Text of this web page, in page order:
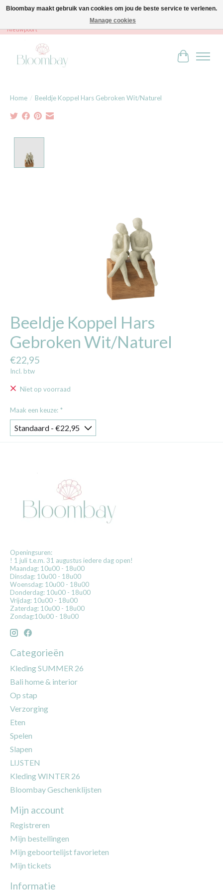
Bloombay - Babies & Kids - Bali home & interior - Robert Orlentpromenade 9A -
Nieuwpoort
Home / Beeldje Koppel Hars Gebroken Wit/Naturel
Beeldje Koppel Hars
Gebroken Wit/Naturel
€22,95
Incl. btw
Niet op voorraad
Maak een keuze: *
Openingsuren:
! 1 juli t.e.m. 31 augustus iedere dag open!
Maandag: 10u00 - 18u00
Dinsdag: 10u00 - 18u00
Woensdag: 10u00 - 18u00
Donderdag: 10u00 - 18u00
Vrijdag: 10u00 - 18u00
Zaterdag: 10u00 - 18u00
Zondag:10u00 - 18u00
Categorieën
Kleding SUMMER 26
Bali home & interior
Op stap
Verzorging
Eten
Spelen
Slapen
LIJSTEN
Kleding WINTER 26
Bloombay Geschenklijsten
Mijn account
Registreren
Mijn bestellingen
Mijn geboortelijst favorieten
Mijn tickets
Informatie
Bloombay maakt gebruik van cookies om jou de beste service te verlenen.
Manage cookies